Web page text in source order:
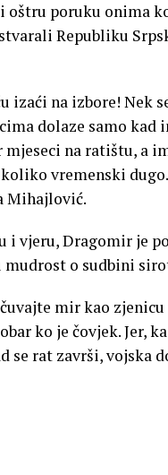
oštru poruku onima
Republiku
izaći na izbore! Nek
dolaze samo kad
na ratištu, a
vremenski
Mihajlović.
i vjeru, Dragomir je
o sudbini
mir kao
ko je čovjek. Jer,
se rat završi, vojska